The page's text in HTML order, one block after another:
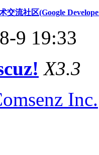
交流社区(Google
9 19:33
X3.3
Inc.